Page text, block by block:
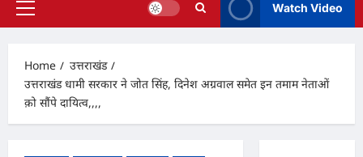
Primary
Watch Video
Home
उत्तराखंड
उत्तराखंड धामी सरकार ने जोत सिंह, दिनेश अग्रवाल समेत इन तमाम नेताओं
क़ो सौंपे दायित्व,,,,